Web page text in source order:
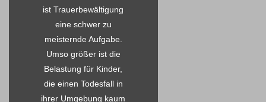
ist Trauerbewältigung
eine schwer zu
meisternde Aufgabe.
Umso größer ist die
Belastung für Kinder,
die einen Todesfall in
ihrer Umgebung kaum